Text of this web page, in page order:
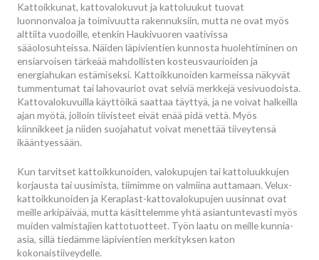
Kattoikkunat, kattovalokuvut ja kattoluukut tuovat
luonnonvaloa ja toimivuutta rakennuksiin, mutta ne ovat myös
alttiita vuodoille, etenkin Haukivuoren vaativissa
sääolosuhteissa. Näiden läpivientien kunnosta huolehtiminen on
ensiarvoisen tärkeää mahdollisten kosteusvaurioiden ja
energiahukan estämiseksi. Kattoikkunoiden karmeissa näkyvät
tummentumat tai lahovauriot ovat selviä merkkejä vesivuodoista.
Kattovalokuvuilla käyttöikä saattaa täyttyä, ja ne voivat halkeilla
ajan myötä, jolloin tiivisteet eivät enää pidä vettä. Myös
kiinnikkeet ja niiden suojahatut voivat menettää tiiveytensä
ikääntyessään.
Kun tarvitset kattoikkunoiden, valokupujen tai kattoluukkujen
korjausta tai uusimista, tiimimme on valmiina auttamaan. Velux-
kattoikkunoiden ja Keraplast-kattovalokupujen uusinnat ovat
meille arkipäivää, mutta käsittelemme yhtä asiantuntevasti myös
muiden valmistajien kattotuotteet. Työn laatu on meille kunnia-
asia, sillä tiedämme läpivientien merkityksen katon
kokonaistiiveydelle.